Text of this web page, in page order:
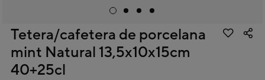
Tetera/cafetera de porcelana
mint Natural 13,5x10x15cm
40+25cl